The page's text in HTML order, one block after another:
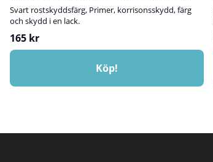
Svart rostskyddsfärg, Primer, korrisonsskydd, färg
och skydd i en lack.
165 kr
Köp!